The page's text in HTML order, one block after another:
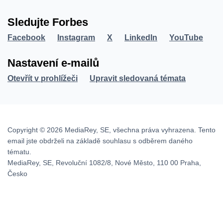
Sledujte Forbes
Facebook Instagram X LinkedIn YouTube
Nastavení e-mailů
Otevřít v prohlížeči Upravit sledovaná témata
Copyright © 2026 MediaRey, SE, všechna práva vyhrazena. Tento
email jste obdrželi na základě souhlasu s odběrem daného
tématu.
MediaRey, SE, Revoluční 1082/8, Nové Město, 110 00 Praha,
Česko